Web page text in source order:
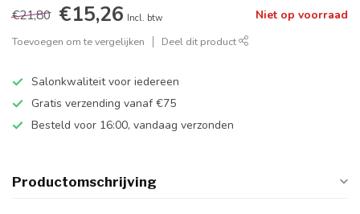
€21,80 €15,26 Incl. btw Niet op voorraad
Toevoegen om te vergelijken Deel dit product
Salonkwaliteit voor iedereen
Gratis verzending vanaf €75
Besteld voor 16:00, vandaag verzonden
Productomschrijving